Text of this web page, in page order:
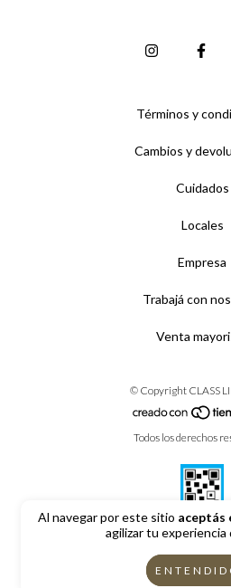
Al navegar por este sitio aceptás
agilizar tu experiencia
Términos y
Cambios y
Cuidados
Locales
Empresa
Trabajá con
Venta
© Copyright CLASS
Todos los derechos
Defensa de las y los consumidores.